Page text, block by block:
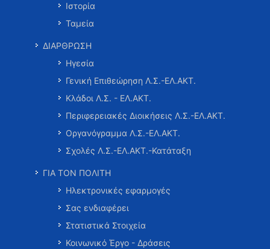
Ιστορία
Ταμεία
ΔΙΑΡΘΡΩΣΗ
Ηγεσία
Γενική Επιθεώρηση Λ.Σ.-ΕΛ.ΑΚΤ.
Κλάδοι Λ.Σ. - ΕΛ.ΑΚΤ.
Περιφερειακές Διοικήσεις Λ.Σ.-ΕΛ.ΑΚΤ.
Οργανόγραμμα Λ.Σ.-ΕΛ.ΑΚΤ.
Σχολές Λ.Σ.-ΕΛ.ΑΚΤ.-Κατάταξη
ΓΙΑ ΤΟΝ ΠΟΛΙΤΗ
Ηλεκτρονικές εφαρμογές
Σας ενδιαφέρει
Στατιστικά Στοιχεία
Κοινωνικό Έργο - Δράσεις